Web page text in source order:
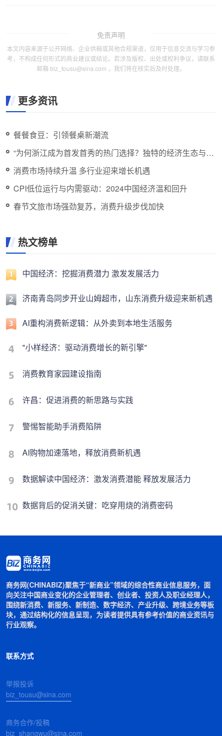
免责声明
本文内容来源于公开网络、企业供稿或其他合规渠道，仅用于信息交流与学习参
考，不构成任何形式的商业建议或结论。若涉及版权、出处或权利争议，请联系
邮箱 biz_tousu@sina.com ，我们将在核实后及时处理。
更多资讯
餐餐食豆：引领餐桌新潮流
“为何浙江成为首发首秀的热门选择？独特的经济生态与创
新实力推动消费增长。”
消费市场持续升温 多行业迎来增长机遇
CPI低位运行与内需驱动：2024中国经济温和回升
春节文旅市场强劲复苏，消费升级步伐加快
热文榜单
中国经济：挖掘消费潜力 激发发展活力
济南青岛同步开业山姆超市，山东消费升级迎来新机遇
AI重构消费新逻辑：从外卖到本地生活服务
"小样经济：驱动消费增长的新引擎"
消费教育家园建设指南
许昌：促进消费的新思路与实践
警惕智能助手消费陷阱
AI购物加速落地，释放消费新机遇
数据解读中国经济：激发消费潜能 释放发展活力
数据背后的促消关键：吃穿用烧的消费密码
商务网(CHINABIZ)聚焦于“新商业”领域的综合性商业信息服务，面
向关注中国商业变化的企业管理者、创业者、投资人及职业经理人，
围绕新消费、新服务、新制造、数字经济、产业升级、跨境业务等板
块，通过结构化的信息呈现，为读者提供具有参考价值的商业资讯与
行业观察。
联系方式
举报投诉
biz_tousu@sina.com
商务合作/投稿
biz_shangwu@sina.com